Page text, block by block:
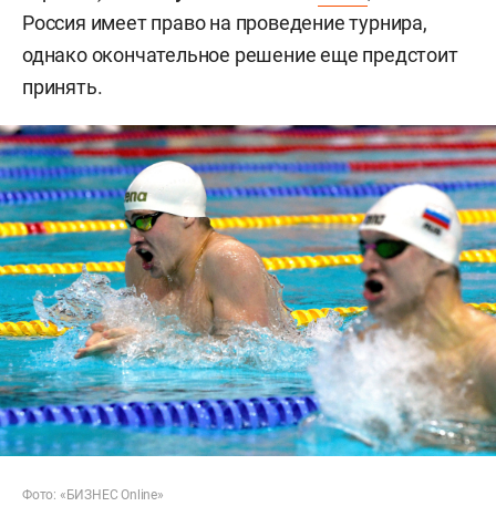
Россия имеет право на проведение турнира,
однако окончательное решение еще предстоит
принять.
Фото: «БИЗНЕС Online»